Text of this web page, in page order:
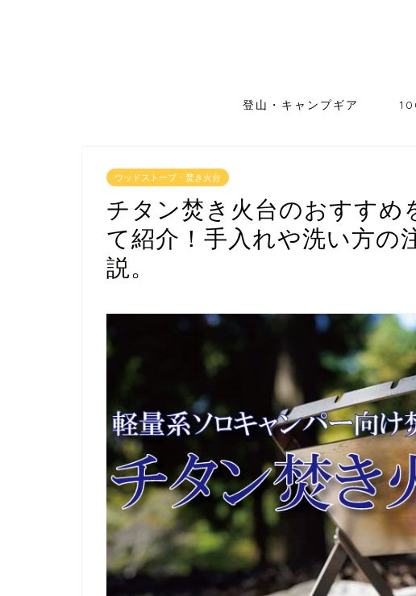
登山・キャンプギア
ウッドストーブ・焚き火台
チタン焚き火台のおすすめ
て紹介！手入れや洗い方の
説。